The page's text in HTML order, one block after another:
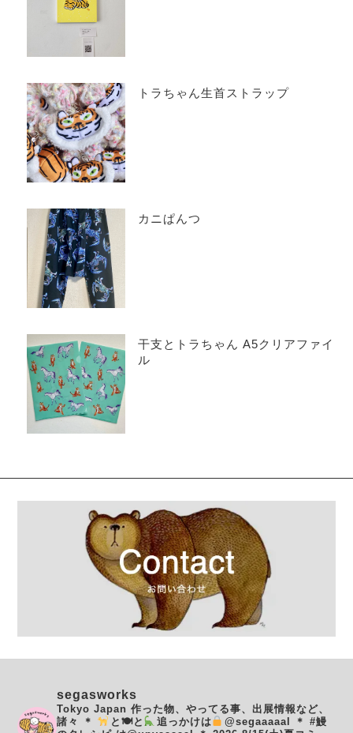
トラちゃん生首ストラップ
カニぱんつ
干支とトラちゃん A5クリアファイ
ル
segasworks
Tokyo Japan 作った物、やってる事、出展情報など、
諸々
＊ と🍽と 追っかけは @segaaaaal ＊ #鰻